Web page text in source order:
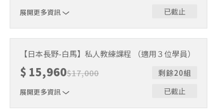
展開更多資訊
已截止
【日本長野-白馬】私人教練課程 （適用３位學員）
$ 15,960$17,000
展開更多資訊
剩餘20組
已截止